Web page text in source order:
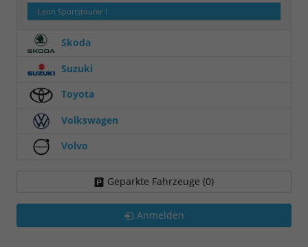
Leon Sportstourer 1
Skoda
Suzuki
Toyota
Volkswagen
Volvo
Geparkte Fahrzeuge (0)
Anmelden